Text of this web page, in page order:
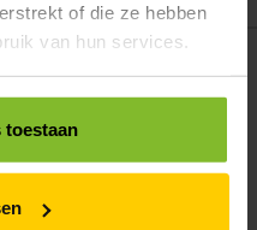
of die ze hebben
van hun services.
toestaan